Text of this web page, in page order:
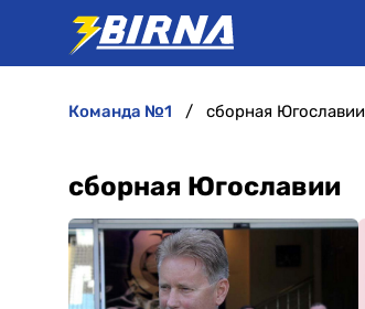
команда №1 сборная Югославии
сборная Югославии